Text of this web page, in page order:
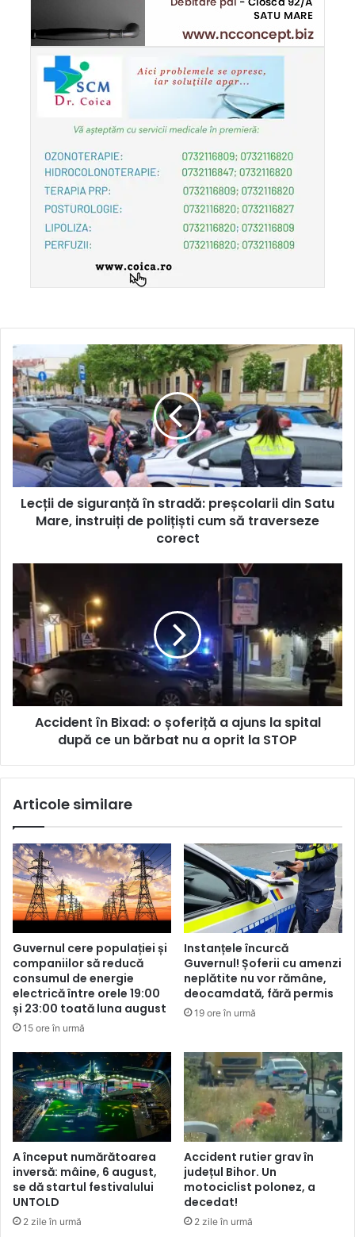
Lecții de siguranță în stradă: preșcolarii din Satu
Mare, instruiți de polițiști cum să traverseze
corect
Accident în Bixad: o șoferiță a ajuns la spital
după ce un bărbat nu a oprit la STOP
Articole similare
Guvernul cere populației și
companiilor să reducă
consumul de energie
electrică între orele 19:00
și 23:00 toată luna august
15 ore în urmă
Instanțele încurcă
Guvernul! Șoferii cu amenzi
neplătite nu vor rămâne,
deocamdată, fără permis
19 ore în urmă
A început numărătoarea
inversă: mâine, 6 august,
se dă startul festivalului
UNTOLD
2 zile în urmă
Accident rutier grav în
județul Bihor. Un
motociclist polonez, a
decedat!
2 zile în urmă